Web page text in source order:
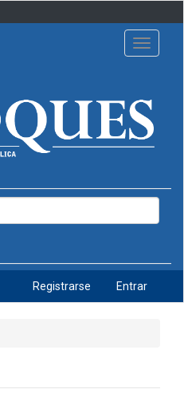
Toggle
Registrarse Entrar